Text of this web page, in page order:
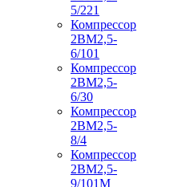
5/221
Компрессор
2ВМ2,5-
6/101
Компрессор
2ВМ2,5-
6/30
Компрессор
2ВМ2,5-
8/4
Компрессор
2ВМ2,5-
9/101М